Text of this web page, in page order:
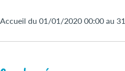
Accueil du 01/01/2020 00:00 au